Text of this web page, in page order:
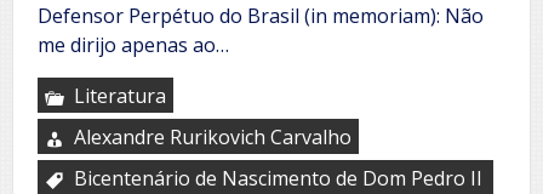
Defensor Perpétuo do Brasil (in memoriam): Não
me dirijo apenas ao…
Literatura
Alexandre Rurikovich Carvalho
Bicentenário de Nascimento de Dom Pedro II